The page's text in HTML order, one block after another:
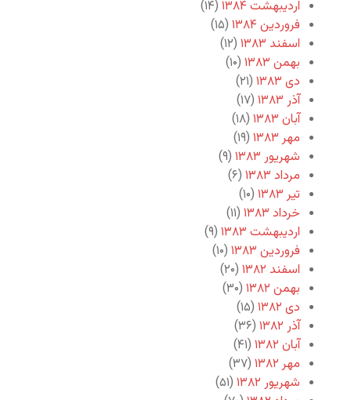
اردیبهشت ۱۳۸۴
(۱۴)
فروردین ۱۳۸۴
(۱۵)
اسفند ۱۳۸۳
(۱۲)
بهمن ۱۳۸۳
(۱۰)
دی ۱۳۸۳
(۲۱)
آذر ۱۳۸۳
(۱۷)
آبان ۱۳۸۳
(۱۸)
مهر ۱۳۸۳
(۱۹)
شهریور ۱۳۸۳
(۹)
مرداد ۱۳۸۳
(۶)
تیر ۱۳۸۳
(۱۰)
خرداد ۱۳۸۳
(۱۱)
اردیبهشت ۱۳۸۳
(۹)
فروردین ۱۳۸۳
(۱۰)
اسفند ۱۳۸۲
(۲۰)
بهمن ۱۳۸۲
(۳۰)
دی ۱۳۸۲
(۱۵)
آذر ۱۳۸۲
(۳۶)
آبان ۱۳۸۲
(۴۱)
مهر ۱۳۸۲
(۳۷)
شهریور ۱۳۸۲
(۵۱)